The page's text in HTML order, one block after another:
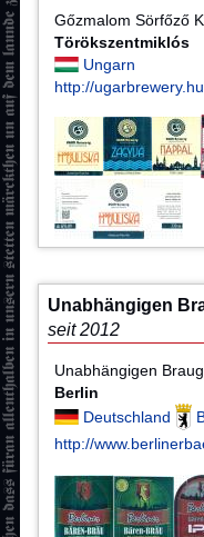
Gőzmalom Sörfőző
Törökszentmiklós
Ungarn
http://
Unabhängigen
seit 2012
Unabhängigen
Berlin
Deutschland
http://